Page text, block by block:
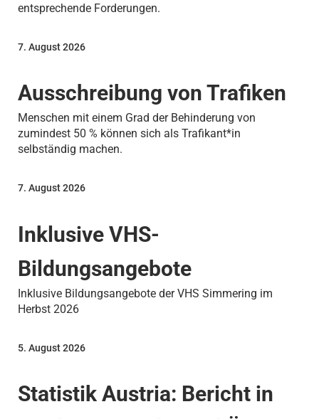
entsprechende Forderungen.
Ausschreibung von Trafiken
7. August 2026
Menschen mit einem Grad der Behinderung von
zumindest 50 % können sich als Trafikant*in
selbständig machen.
Inklusive VHS-
Bildungsangebote
7. August 2026
Inklusive Bildungsangebote der VHS Simmering im
Herbst 2026
Statistik Austria: Bericht in
5. August 2026